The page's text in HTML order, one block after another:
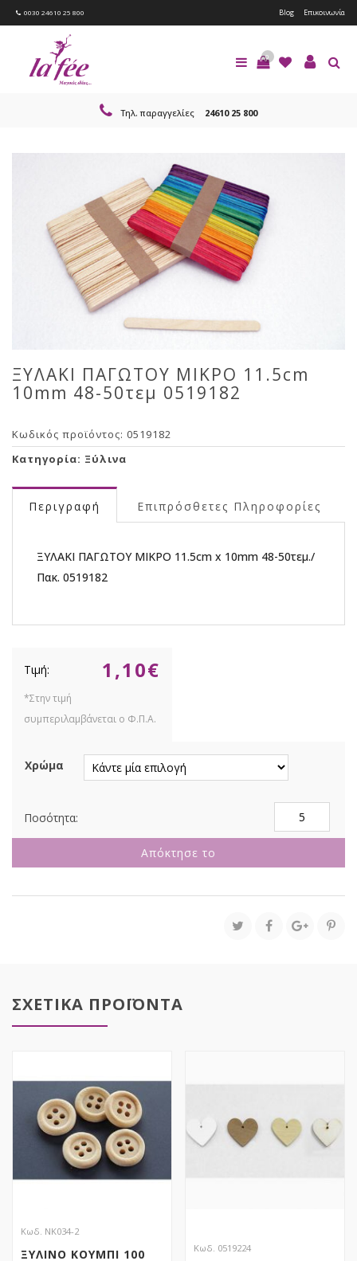
0030 24610 25 800 Blog Επικοινωνία
0
Τηλ. παραγγελίες 24610 25 800
ΞΥΛΑΚΙ ΠΑΓΩΤΟΥ ΜΙΚΡΟ 11.5cm
10mm 48-50τεμ 0519182
Κωδικός προϊόντος: 0519182
Κατηγορία: Ξύλινα
Περιγραφή Επιπρόσθετες Πληροφορίες
ΞΥΛΑΚΙ ΠΑΓΩΤΟΥ ΜΙΚΡΟ 11.5cm x 10mm 48-50τεμ./
Πακ. 0519182
1,10€
Χρώμα
ΠΑΓΩΤΟΥ
ΜΙΚΡΟ
10mm
0519182
ποσότητα
Απόκτησε το
ΣΧΕΤΙΚΑ ΠΡΟΪΟΝΤΑ
Κωδ. NK034-2
ΞΥΛΙΝΟ ΚΟΥΜΠΙ 100
Κωδ. 0519224